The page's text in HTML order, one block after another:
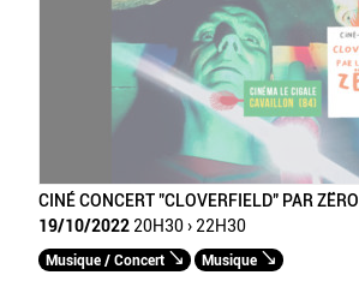
CINÉ CONCERT "CLOVERFIELD" PAR ZËRO
19/10/2022 20H30 › 22H30
Musique / Concert Musique